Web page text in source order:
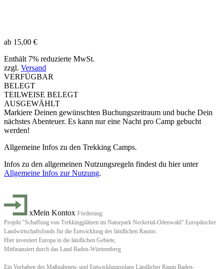
ab 15,00 €
Enthält 7% reduzierte MwSt.
zzgl. Versand
VERFÜGBAR
BELEGT
TEILWEISE BELEGT
AUSGEWÄHLT
Markiere Deinen gewünschten Buchungszeitraum und buche Dein
nächstes Abenteuer. Es kann nur eine Nacht pro Camp gebucht
werden!
Allgemeine Infos zu den Trekking Camps.
Infos zu den allgemeinen Nutzungsregeln findest du hier unter
Allgemeine Infos zur Nutzung.
xMein Kontox Förderung:
Projekt "Schaffung von Trekkingplätzen im Naturpark Neckertal-Odenwald" Europäischer
Landwirtschaftsfonds für die Entwicklung des ländlichen Raums:
Hier investiert Europa in die ländlichen Gebiete,
Mitfinanziert durch das Land Baden-Württemberg
Ein Vorhaben des Maßnahmen- und Entwicklungsplans Ländlicher Raum Baden-